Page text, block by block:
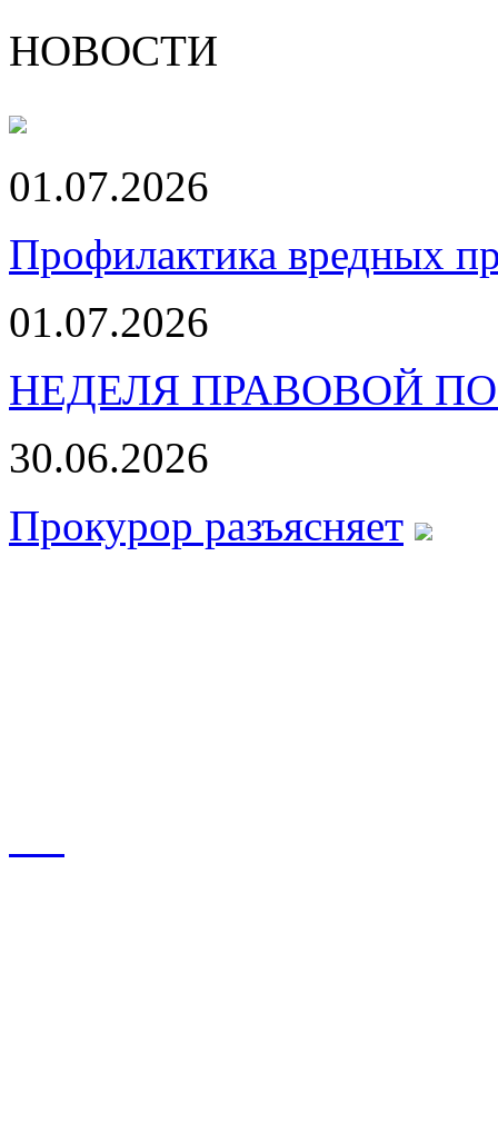
НОВОСТИ
01.07.2026
Профилактика вредных
01.07.2026
НЕДЕЛЯ ПРАВОВОЙ
30.06.2026
Прокурор разъясняет